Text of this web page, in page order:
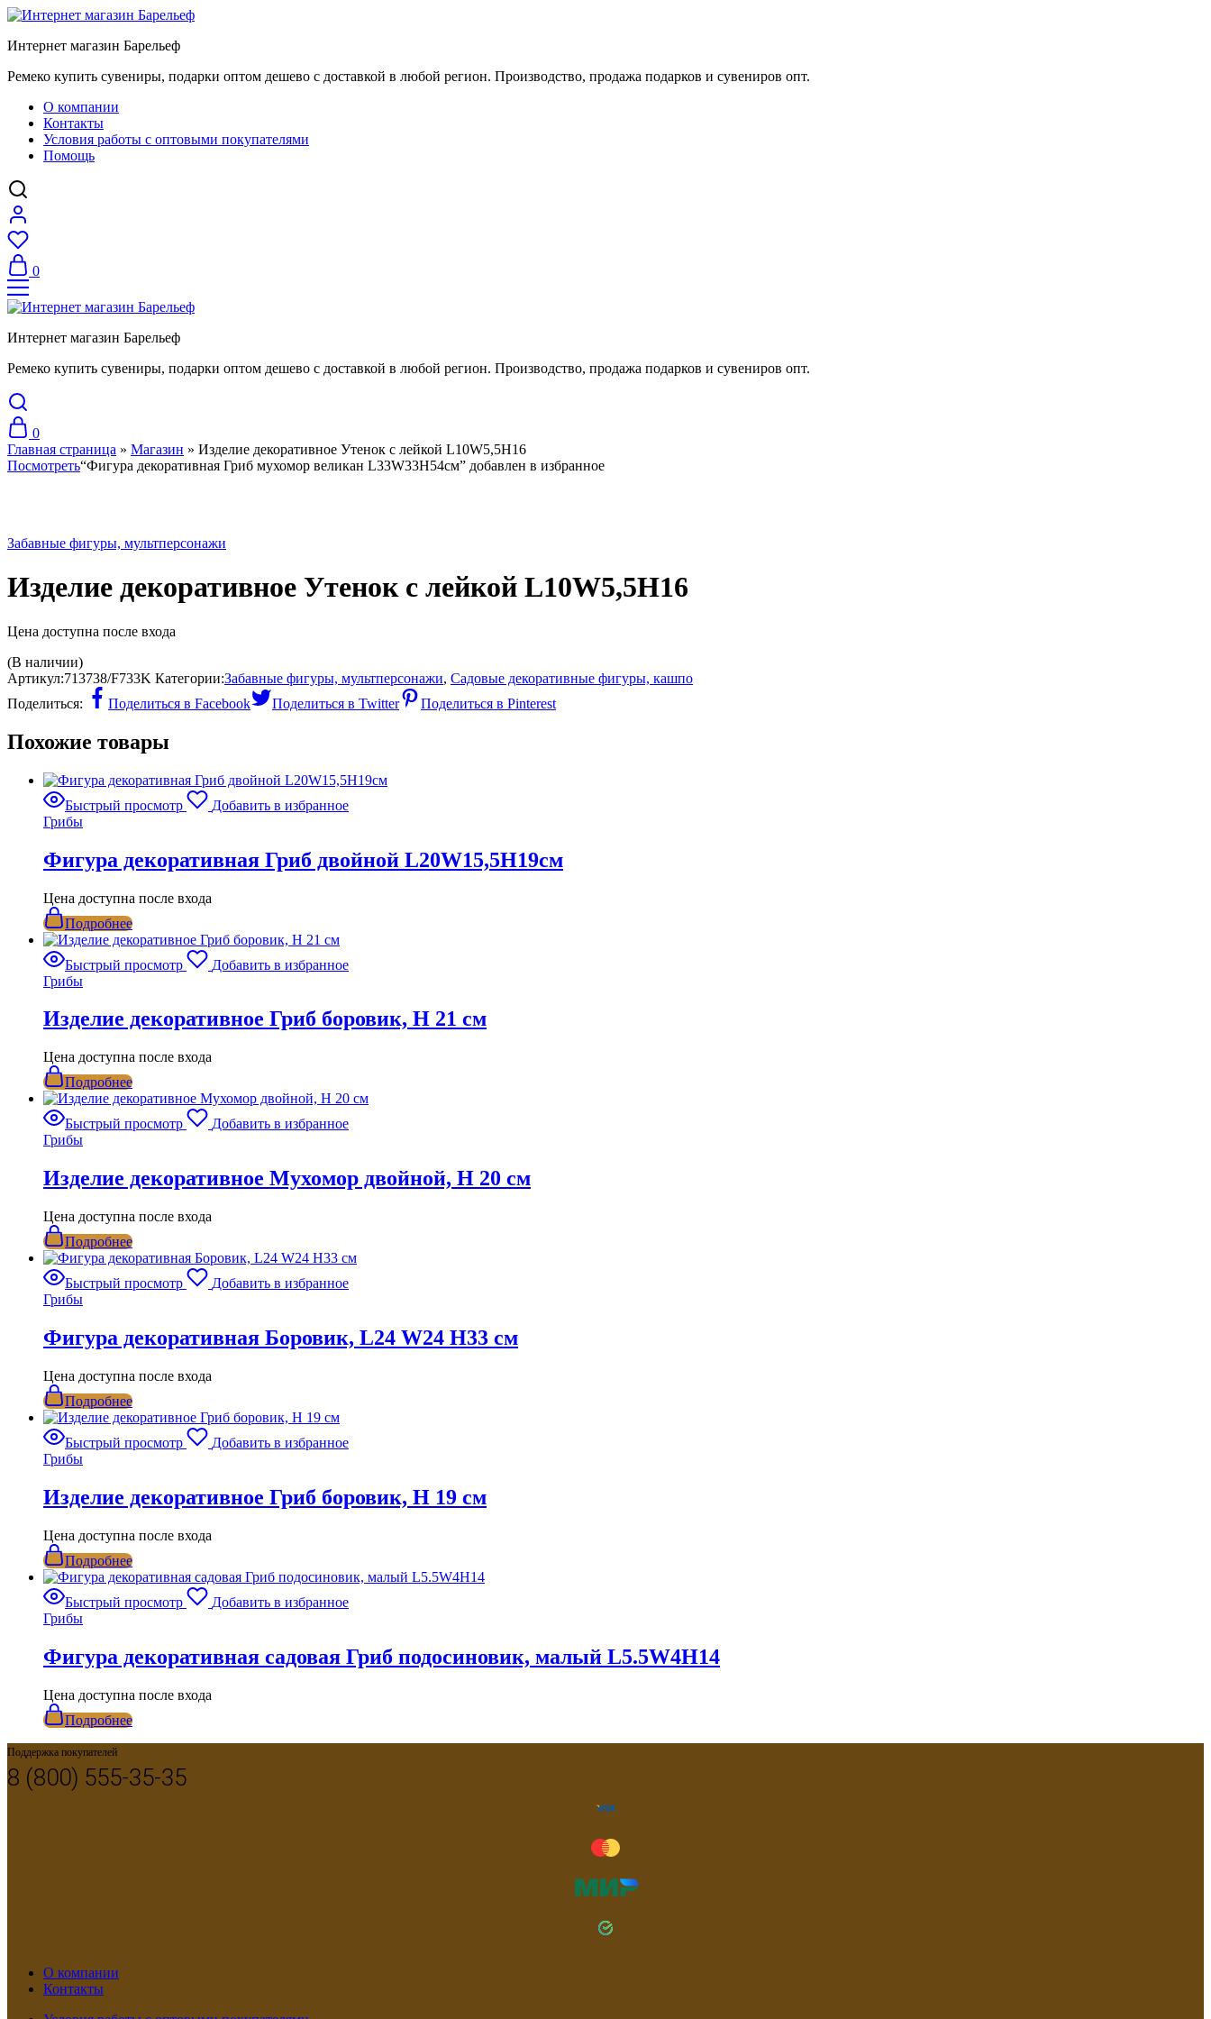
Интернет магазин Барельеф
Ремеко купить сувениры, подарки оптом дешево с доставкой в любой регион. Производство, продажа подарков и сувениров опт.
О компании
Контакты
Условия работы с оптовыми покупателями
Помощь
0
Интернет магазин Барельеф
Ремеко купить сувениры, подарки оптом дешево с доставкой в любой регион. Производство, продажа подарков и сувениров опт.
0
Главная страница » Магазин » Изделие декоративное Утенок с лейкой L10W5,5H16
Посмотреть“Фигура декоративная Гриб мухомор великан L33W33H54см” добавлен в избранное
Забавные фигуры, мультперсонажи
Изделие декоративное Утенок с лейкой L10W5,5H16
Цена доступна после входа
(В наличии)
Артикул:713738/F733K Категории:Забавные фигуры, мультперсонажи, Садовые декоративные фигуры, кашпо
Поделиться:
Поделиться в Facebook Поделиться в Twitter Поделиться в Pinterest
Похожие товары
Быстрый просмотр
Добавить в избранное
Грибы
Фигура декоративная Гриб двойной L20W15,5H19см
Цена доступна после входа
Подробнее
Быстрый просмотр
Добавить в избранное
Грибы
Изделие декоративное Гриб боровик, H 21 см
Цена доступна после входа
Подробнее
Быстрый просмотр
Добавить в избранное
Грибы
Изделие декоративное Мухомор двойной, H 20 см
Цена доступна после входа
Подробнее
Быстрый просмотр
Добавить в избранное
Грибы
Фигура декоративная Боровик, L24 W24 H33 см
Цена доступна после входа
Подробнее
Быстрый просмотр
Добавить в избранное
Грибы
Изделие декоративное Гриб боровик, H 19 см
Цена доступна после входа
Подробнее
Быстрый просмотр
Добавить в избранное
Грибы
Фигура декоративная садовая Гриб подосиновик, малый L5.5W4H14
Цена доступна после входа
Подробнее
Поддержка покупателей
8 (800) 555-35-35
О компании
Контакты